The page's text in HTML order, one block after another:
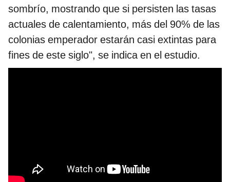
sombrío, mostrando que si persisten las tasas
actuales de calentamiento, más del 90% de las
colonias emperador estarán casi extintas para
fines de este siglo", se indica en el estudio.